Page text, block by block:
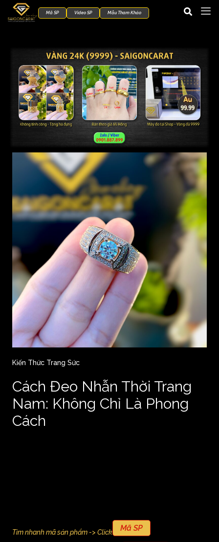
Mã SP Video SP Mẫu Tham Khảo
Kiến Thức Trang Sức
Cách Đeo Nhẫn Thời Trang
Nam: Không Chỉ Là Phong
Cách
Tìm nhanh mã sản phẩm -> Click Mã SP